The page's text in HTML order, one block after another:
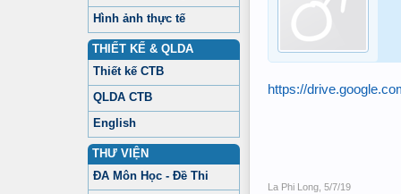
Hình ảnh thực tế
THIẾT KẾ & QLDA
Thiết kế CTB
QLDA CTB
English
THƯ VIỆN
ĐA Môn Học - Đề Thi
https://
La Phi Long 5/7/19